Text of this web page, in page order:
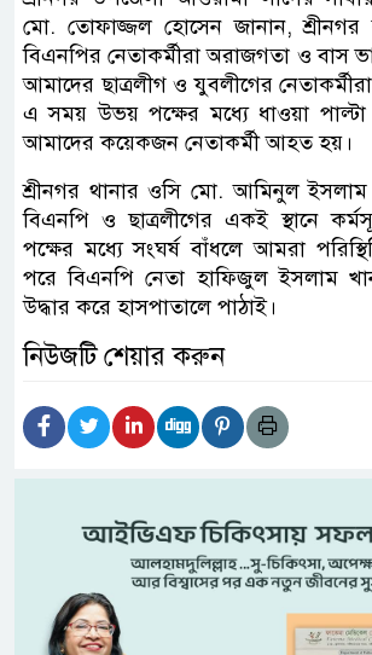
মো. তোফাজ্জল হোসেন জানান, শ্রীনগর
বিএনপির নেতাকর্মীরা অরাজগতা ও বাস
আমাদের ছাত্রলীগ ও যুবলীগের
এ সময় উভয় পক্ষের মধ্যে ধাওয়া
আমাদের কয়েকজন নেতাকর্মী আহত হয়।
শ্রীনগর থানার ওসি মো. আমিনুল ইসলাম
বিএনপি ও ছাত্রলীগের একই স্থানে
পক্ষের মধ্যে সংঘর্ষ বাঁধলে আমরা
পরে বিএনপি নেতা হাফিজুল ইসলাম
উদ্ধার করে হাসপাতালে পাঠাই।
নিউজটি শেয়ার করুন